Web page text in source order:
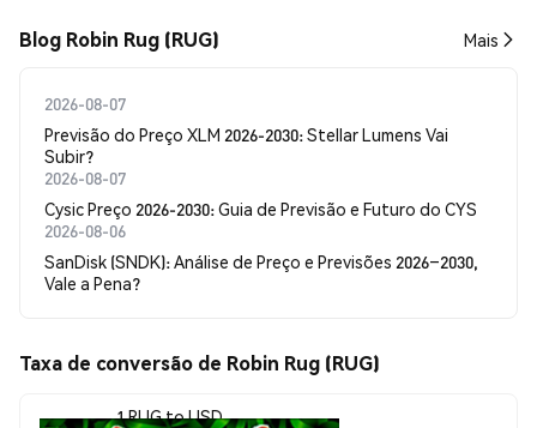
Blog Robin Rug (RUG) Mais
2026-08-07
Previsão do Preço XLM 2026-2030: Stellar Lumens Vai
Subir?
2026-08-07
Cysic Preço 2026-2030: Guia de Previsão e Futuro do CYS
2026-08-06
SanDisk (SNDK): Análise de Preço e Previsões 2026–2030,
Vale a Pena?
Taxa de conversão de Robin Rug (RUG)
1 RUG to USD